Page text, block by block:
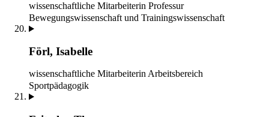
wissenschaftliche Mitarbeiterin Professur
Bewegungswissenschaft und Trainingswissenschaft
Förl, Isabelle
wissenschaftliche MitarbeiterinArbeitsbereich
Sportpädagogik